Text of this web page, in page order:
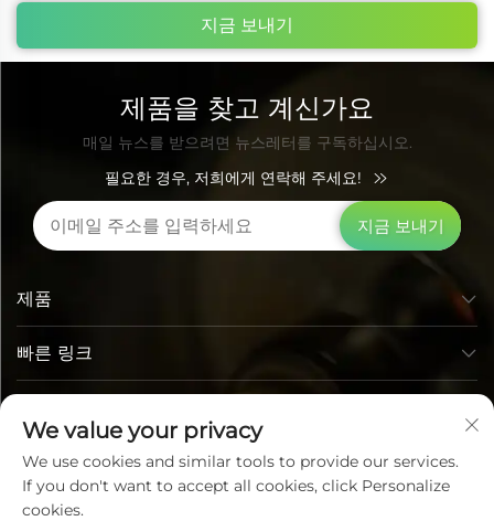
지금 보내기
제품을 찾고 계신가요
매일 뉴스를 받으려면 뉴스레터를 구독하십시오.
필요한 경우, 저희에게 연락해 주세요!
지금 보내기
빠른 링크
제품
We value your privacy
We use cookies and similar tools to provide our services.
If you don't want to accept all cookies, click Personalize
cookies.